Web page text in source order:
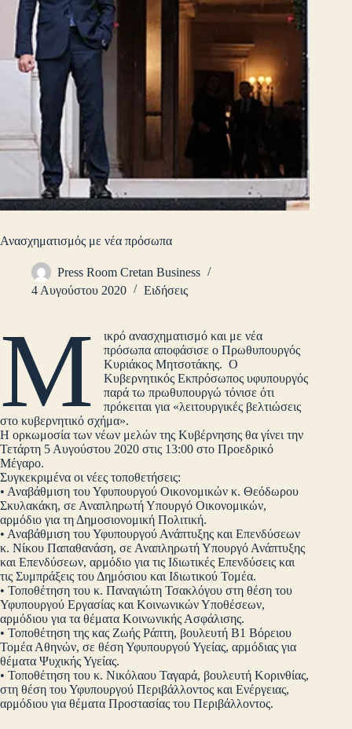
Ανασχηματισμός με νέα πρόσωπα
Press Room Cretan Business
4 Αυγούστου 2020
Ειδήσεις
Μ
ικρό ανασχηματισμό και με νέα
πρόσωπα αποφάσισε ο Πρωθυπουργός
Κυριάκος Μητσοτάκης. Ο
Κυβερνητικός Εκπρόσωπος υφυπουργός
παρά τω πρωθυπουργώ τόνισε ότι
πρόκειται για «λειτουργικές βελτιώσεις
στο κυβερνητικό σχήμα».
Η ορκωμοσία των νέων μελών της Κυβέρνησης θα γίνει την
Τετάρτη 5 Αυγούστου 2020 στις 13:00 στο Προεδρικό
Μέγαρο.
Συγκεκριμένα οι νέες τοποθετήσεις:
• Αναβάθμιση του Υφυπουργού Οικονομικών κ. Θεόδωρου
Σκυλακάκη, σε Αναπληρωτή Υπουργό Οικονομικών,
αρμόδιο για τη Δημοσιονομική Πολιτική.
• Αναβάθμιση του Υφυπουργού Ανάπτυξης και Επενδύσεων
κ. Νίκου Παπαθανάση, σε Αναπληρωτή Υπουργό Ανάπτυξης
και Επενδύσεων, αρμόδιο για τις Ιδιωτικές Επενδύσεις και
τις Συμπράξεις του Δημόσιου και Ιδιωτικού Τομέα.
• Τοποθέτηση του κ. Παναγιώτη Τσακλόγου στη θέση του
Υφυπουργού Εργασίας και Κοινωνικών Υποθέσεων,
αρμόδιου για τα θέματα Κοινωνικής Ασφάλισης.
• Τοποθέτηση της κας Ζωής Ράπτη, βουλευτή Β1 Βόρειου
Τομέα Αθηνών, σε θέση Υφυπουργού Υγείας, αρμόδιας για
θέματα Ψυχικής Υγείας.
• Τοποθέτηση του κ. Νικόλαου Ταγαρά, βουλευτή Κορινθίας,
στη θέση του Υφυπουργού Περιβάλλοντος και Ενέργειας,
αρμόδιου για θέματα Προστασίας του Περιβάλλοντος.